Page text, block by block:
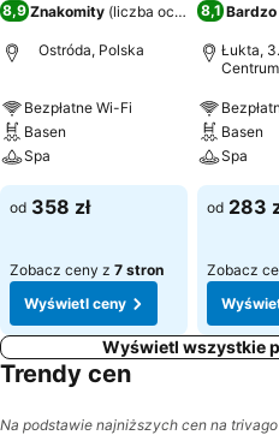
8,9 Znakomity (liczba ocen: 2346)
Ostróda, Polska
Bezpłatne Wi-Fi
Basen
Spa
od 358 zł
Zobacz ceny z 7 stron
Wyświetl ceny
8,1
Łukta,
Centrum
Basen
Spa
od 283
Zobacz
Wyświetl wszystkie
Trendy cen
Na podstawie najniższych cen na